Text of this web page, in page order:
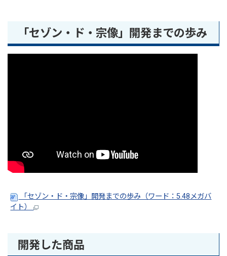
「セゾン・ド・宗像」開発までの歩み
「セゾン・ド・宗像」開発までの歩み（ワード：5.48メガバ
イト）
開発した商品